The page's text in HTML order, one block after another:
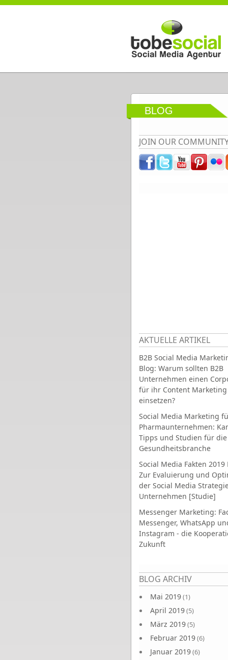
Direkt zum Inhalt
BLOG
JOIN OUR
AKTUELLE ARTIKEL
B2B Social Media
Blog: Warum sollten B2B
Unternehmen einen
für ihr Content Marketing
einsetzen?
Social Media Marketing
Pharmaunternehmen:
Tipps und Studien für die
Gesundheitsbranche
Social Media Fakten 2019
Zur Evaluierung und
der Social Media
Unternehmen [Studie]
Messenger Marketing:
Messenger, WhatsApp
Instagram - die
Zukunft
BLOG ARCHIV
Mai 2019(1)
April 2019(5)
März 2019(5)
Februar 2019(6)
Januar 2019(6)
Seiten